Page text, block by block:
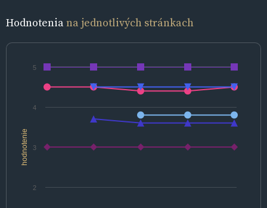
Hodnoteniana jednotlivých stránkach
hodnotenie
2
3
4
5